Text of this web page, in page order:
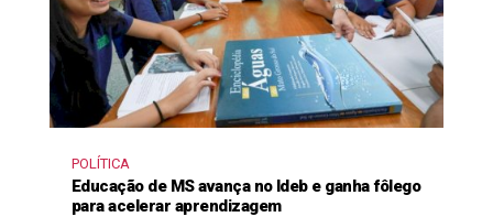
POLÍTICA
Educação de MS avança no Ideb e ganha fôlego
para acelerar aprendizagem